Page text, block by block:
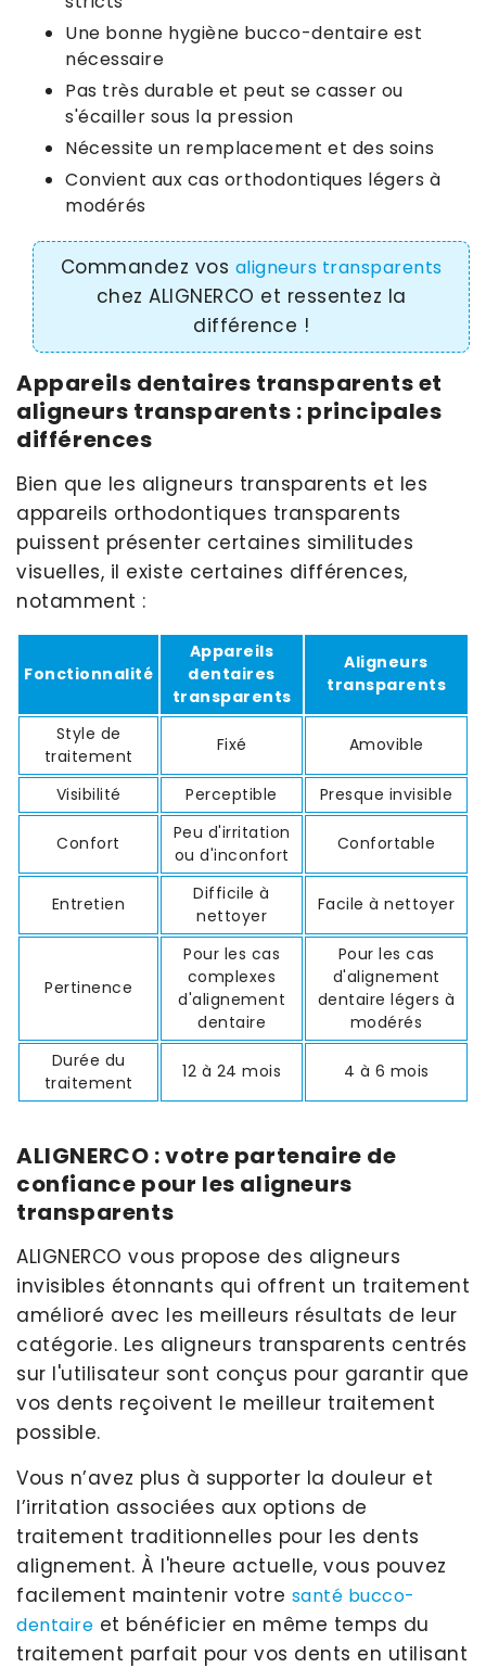
Une bonne hygiène bucco-dentaire est
nécessaire
Pas très durable et peut se casser ou
s'écailler sous la pression
Nécessite un remplacement et des soins
Convient aux cas orthodontiques légers à
modérés
Commandez vos aligneurs transparents
chez ALIGNERCO et ressentez la
différence !
Appareils dentaires transparents et
aligneurs transparents : principales
différences
Bien que les aligneurs transparents et les
appareils orthodontiques transparents
puissent présenter certaines similitudes
visuelles, il existe certaines différences,
notamment :
Fonctionnalité
Appareils
dentaires
transparents
Aligneurs
transparents
Style de
traitement
Fixé Amovible
Visibilité Perceptible Presque invisible
Confort
Peu d'irritation
ou d'inconfort
Confortable
Entretien
Difficile à
nettoyer
Facile à nettoyer
Pertinence
Pour les cas
complexes
d'alignement
dentaire
Pour les cas
d'alignement
dentaire légers à
modérés
Durée du
traitement
12 à 24 mois 4 à 6 mois
ALIGNERCO : votre partenaire de
confiance pour les aligneurs
transparents
ALIGNERCO vous propose des aligneurs
invisibles étonnants qui offrent un traitement
amélioré avec les meilleurs résultats de leur
catégorie. Les aligneurs transparents centrés
sur l'utilisateur sont conçus pour garantir que
vos dents reçoivent le meilleur traitement
possible.
Vous n’avez plus à supporter la douleur et
l’irritation associées aux options de
traitement traditionnelles pour les dents
alignement. À l'heure actuelle, vous pouvez
facilement maintenir votre santé bucco-
dentaire et bénéficier en même temps du
traitement parfait pour vos dents en utilisant